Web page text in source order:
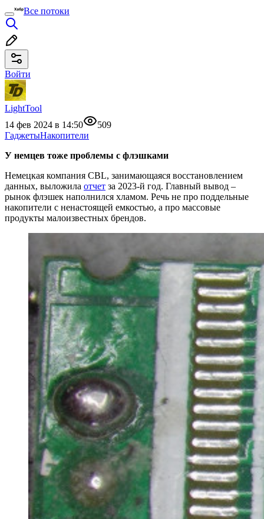
Все потоки
Войти
LightTool
14 фев 2024 в 14:50
509
ГаджетыНакопители
У немцев тоже проблемы с флэшками
Немецкая компания CBL, занимающаяся восстановлением
данных, выложила отчет за 2023-й год. Главный вывод –
рынок флэшек наполнился хламом. Речь не про поддельные
накопители с ненастоящей емкостью, а про массовые
продукты малоизвестных брендов.